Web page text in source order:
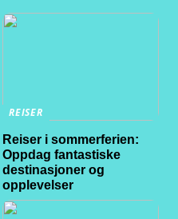
REISER
Reiser i sommerferien:
Oppdag fantastiske
destinasjoner og
opplevelser